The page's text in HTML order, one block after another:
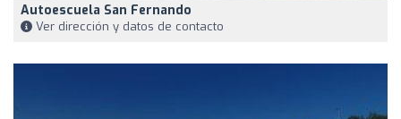
Autoescuela San Fernando
Ver dirección y datos de contacto